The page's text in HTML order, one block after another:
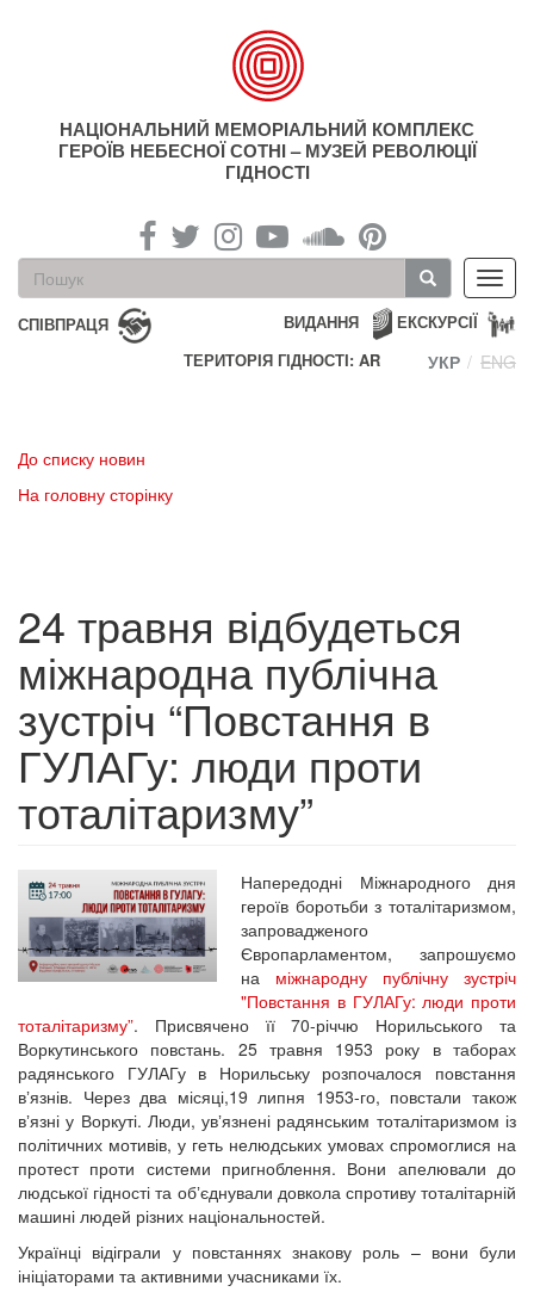
НАЦІОНАЛЬНИЙ МЕМОРІАЛЬНИЙ КОМПЛЕКС
ГЕРОЇВ НЕБЕСНОЇ СОТНІ – МУЗЕЙ РЕВОЛЮЦІЇ
ГІДНОСТІ
Пошукова
форма
Пошук
СПІВПРАЦЯ ЕКСКУРСІЇ
ВИДАННЯ
ТЕРИТОРІЯ ГІДНОСТІ: AR
УКР ENG
До списку новин
На головну сторінку
24 травня відбудеться
міжнародна публічна
зустріч “Повстання в
ГУЛАГу: люди проти
тоталітаризму”
Напередодні Міжнародного дня
героїв боротьби з тоталітаризмом,
запровадженого
Європарламентом, запрошуємо
на міжнародну публічну зустріч
"Повстання в ГУЛАГу: люди проти
тоталітаризму”. Присвячено її 70-річчю Норильського та
Воркутинського повстань. 25 травня 1953 року в таборах
радянського ГУЛАГу в Норильську розпочалося повстання
вʼязнів. Через два місяці,19 липня 1953-го, повстали також
вʼязні у Воркуті. Люди, увʼязнені радянським тоталітаризмом із
політичних мотивів, у геть нелюдських умовах спромоглися на
протест проти системи пригноблення. Вони апелювали до
людської гідності та обʼєднували довкола спротиву тоталітарній
машині людей різних національностей.
Українці відіграли у повстаннях знакову роль – вони були
ініціаторами та активними учасниками їх.